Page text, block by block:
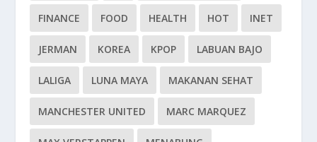
FINANCE FOOD HEALTH HOT INET
JERMAN KOREA KPOP LABUAN BAJO
LALIGA LUNA MAYA MAKANAN SEHAT
MANCHESTER UNITED MARC MARQUEZ